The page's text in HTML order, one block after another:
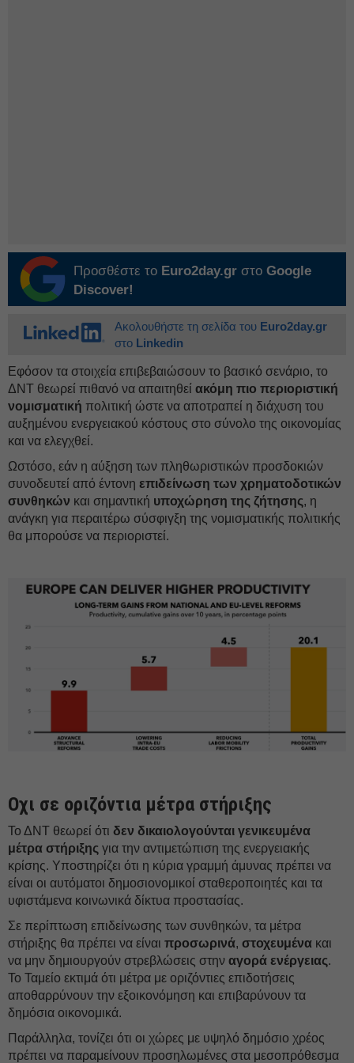
Προσθέστε το Euro2day.gr στο Google
Discover!
Ακολουθήστε τη σελίδα του Euro2day.gr
στο Linkedin
Εφόσον τα στοιχεία επιβεβαιώσουν το βασικό σενάριο, το
ΔΝΤ θεωρεί πιθανό να απαιτηθεί ακόμη πιο περιοριστική
νομισματική πολιτική ώστε να αποτραπεί η διάχυση του
αυξημένου ενεργειακού κόστους στο σύνολο της οικονομίας
και να ελεγχθεί.
Ωστόσο, εάν η αύξηση των πληθωριστικών προσδοκιών
συνοδευτεί από έντονη επιδείνωση των χρηματοδοτικών
συνθηκών και σημαντική υποχώρηση της ζήτησης, η
ανάγκη για περαιτέρω σύσφιγξη της νομισματικής πολιτικής
θα μπορούσε να περιοριστεί.
Οχι σε οριζόντια μέτρα στήριξης
Το ΔΝΤ θεωρεί ότι δεν δικαιολογούνται γενικευμένα
μέτρα στήριξης για την αντιμετώπιση της ενεργειακής
κρίσης. Υποστηρίζει ότι η κύρια γραμμή άμυνας πρέπει να
είναι οι αυτόματοι δημοσιονομικοί σταθεροποιητές και τα
υφιστάμενα κοινωνικά δίκτυα προστασίας.
Σε περίπτωση επιδείνωσης των συνθηκών, τα μέτρα
στήριξης θα πρέπει να είναι προσωρινά, στοχευμένα και
να μην δημιουργούν στρεβλώσεις στην αγορά ενέργειας.
Το Ταμείο εκτιμά ότι μέτρα με οριζόντιες επιδοτήσεις
αποθαρρύνουν την εξοικονόμηση και επιβαρύνουν τα
δημόσια οικονομικά.
Παράλληλα, τονίζει ότι οι χώρες με υψηλό δημόσιο χρέος
πρέπει να παραμείνουν προσηλωμένες στα μεσοπρόθεσμα